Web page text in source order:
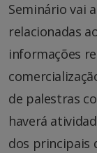
Seminário vai
relacionadas
informações
de palestras
haverá
dos principais